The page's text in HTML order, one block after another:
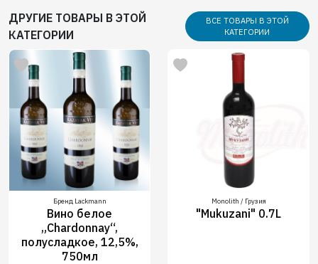
ДРУГИЕ ТОВАРЫ В ЭТОЙ
КАТЕГОРИИ
ВСЕ ТОВАРЫ В ЭТОЙ
КАТЕГОРИИ
Бренд Lackmann
Вино белое
„Chardonnay“,
полусладкое, 12,5%,
750мл
Monolith / Грузия
"Mukuzani" 0.7L